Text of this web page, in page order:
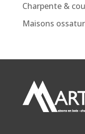
Charpente &
Maisons